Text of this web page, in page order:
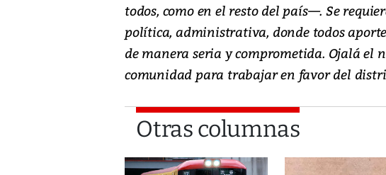
todos, como en el resto del país—. Se
política, administrativa, donde todos
de manera seria y comprometida. Ojalá el
comunidad para trabajar en favor del
Otras columnas